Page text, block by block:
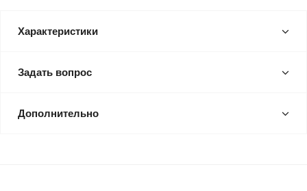
Характеристики
Задать вопрос
Дополнительно